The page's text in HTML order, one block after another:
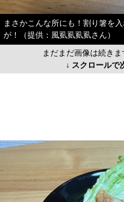
まさかこんな所にも！割り箸を
が！（提供：風虱虱虱虱さん）
まだまだ画像は続きま
↓ スクロールで